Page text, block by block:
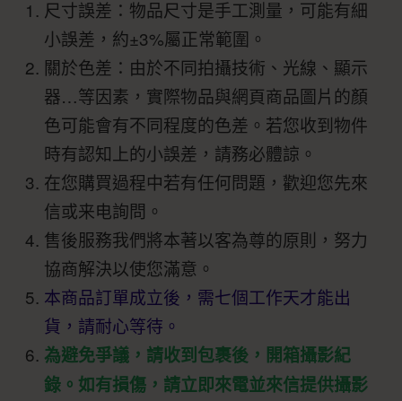
尺寸誤差：物品尺寸是手工測量，可能有細
小誤差，約±3%屬正常範圍。
關於色差：由於不同拍攝技術、光線、顯示
器…等因素，實際物品與網頁商品圖片的顏
色可能會有不同程度的色差。若您收到物件
時有認知上的小誤差，請務必體諒。
在您購買過程中若有任何問題，歡迎您先來
信或来电詢問。
售後服務我們將本著以客為尊的原則，努力
協商解決以使您滿意。
本商品訂單成立後，需七個工作天才能出
貨，請耐心等待。
為避免爭議，請收到包裹後，開箱攝影紀
錄。如有損傷，請立即來電並來信提供攝影